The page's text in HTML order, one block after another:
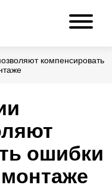
компенсировать
ошибки